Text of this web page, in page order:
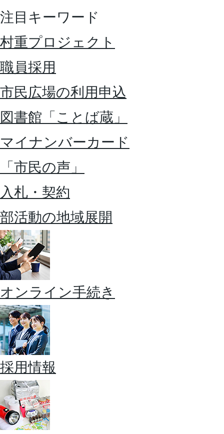
注目キーワード
村重プロジェクト
職員採用
市民広場の利用申込
図書館「ことば蔵」
マイナンバーカード
「市民の声」
入札・契約
部活動の地域展開
オンライン手続き
採用情報